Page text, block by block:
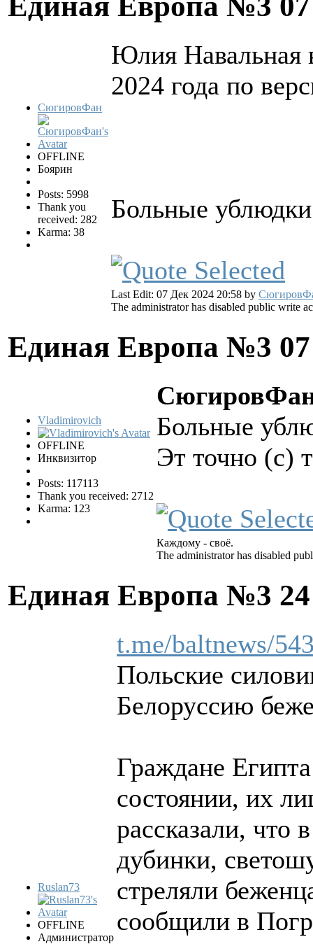
СюгировФан
OFFLINE
Боярин
Posts: 5998
Thank you
received: 282
Karma: 38
Юлия Навальная
2024 года по
Больные
Last Edit: 07 Дек 2024 20:58 by
The administrator has disabled public write
Единая Европа №3
Vladimirovich
OFFLINE
Инквизитор
Posts: 117113
Thank you received: 2712
Karma: 123
Больные
Эт точно (с)
Каждому - своё.
The administrator has disabled
Единая Европа №3
Ruslan73
OFFLINE
Администратор
t.me/baltnews/
Польские
Белоруссию
Граждане
состоянии, их
рассказали, что
дубинки,
стреляли
сообщили в